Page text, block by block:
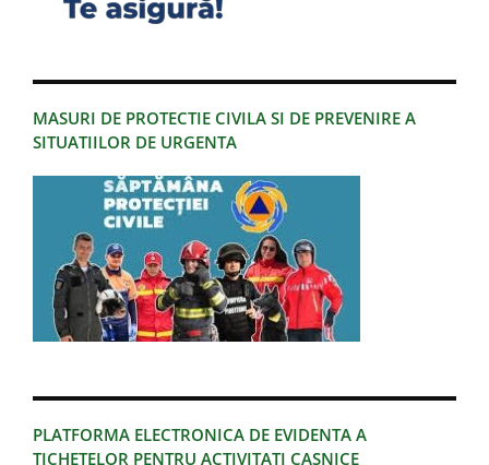
MASURI DE PROTECTIE CIVILA SI DE PREVENIRE A
SITUATIILOR DE URGENTA
PLATFORMA ELECTRONICA DE EVIDENTA A
TICHETELOR PENTRU ACTIVITATI CASNICE